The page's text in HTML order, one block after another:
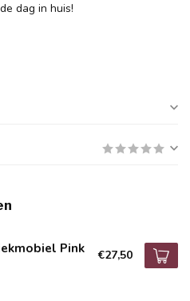
dag in huis!
Pink €27,50